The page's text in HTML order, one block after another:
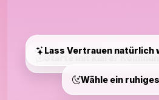
Lass Vertrauen natürlich
Wähle ein